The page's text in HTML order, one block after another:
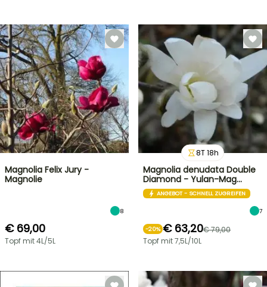
Magnolia Felix Jury -
Magnolie
8
€ 69,00
Topf mit 4L/5L
8T18h
Magnolia denudata Double
Diamond - Yulan-Mag…
ANGEBOT - SCHNELL ZUGREIFEN
7
-20% € 63,20€ 79,00
Topf mit 7,5L/10L